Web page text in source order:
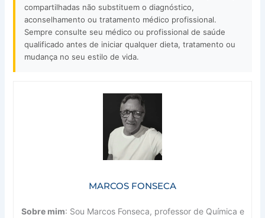
compartilhadas não substituem o diagnóstico,
aconselhamento ou tratamento médico profissional.
Sempre consulte seu médico ou profissional de saúde
qualificado antes de iniciar qualquer dieta, tratamento ou
mudança no seu estilo de vida.
MARCOS FONSECA
Sobre mim: Sou Marcos Fonseca, professor de Química e